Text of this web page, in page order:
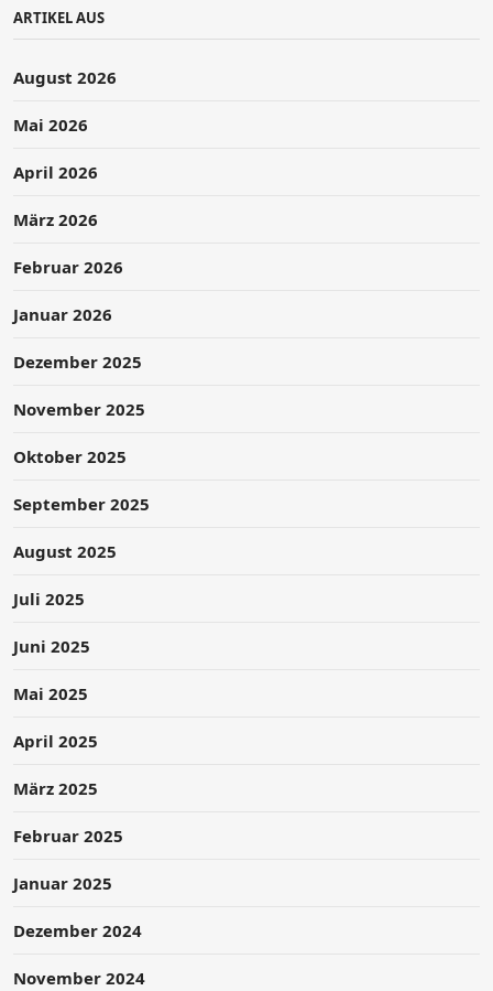
ARTIKEL AUS
August 2026
Mai 2026
April 2026
März 2026
Februar 2026
Januar 2026
Dezember 2025
November 2025
Oktober 2025
September 2025
August 2025
Juli 2025
Juni 2025
Mai 2025
April 2025
März 2025
Februar 2025
Januar 2025
Dezember 2024
November 2024